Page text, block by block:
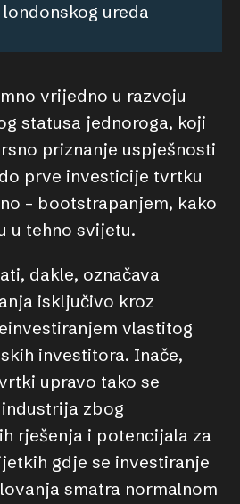
ureda
vrijedno u razvoju
statusa jednoroga, koji
priznanje uspješnosti
prve investicije tvrtku
– bootstrapanjem, kako
u tehno svijetu.
dakle, označava
isključivo kroz
vlastitog
investitora. Inače,
upravo tako se
zbog
rješenja i potencijala za
gdje se investiranje
smatra normalnom